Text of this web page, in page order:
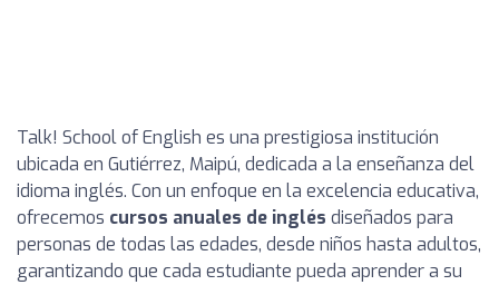
Talk! School of English es una prestigiosa institución
ubicada en Gutiérrez, Maipú, dedicada a la enseñanza del
idioma inglés. Con un enfoque en la excelencia educativa,
ofrecemos cursos anuales de inglés diseñados para
personas de todas las edades, desde niños hasta adultos,
garantizando que cada estudiante pueda aprender a su